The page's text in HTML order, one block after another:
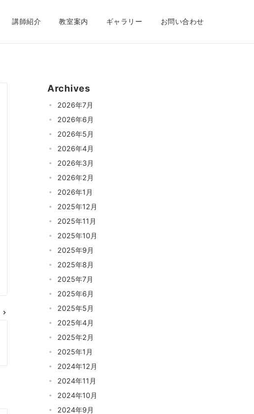
講師紹介 教室案内 ギャラリー お問い合わせ
Archives
2026年7月
2026年6月
2026年5月
2026年4月
2026年3月
2026年2月
2026年1月
2025年12月
2025年11月
2025年10月
2025年9月
2025年8月
2025年7月
2025年6月
2025年5月
2025年4月
2025年2月
2025年1月
2024年12月
2024年11月
2024年10月
2024年9月